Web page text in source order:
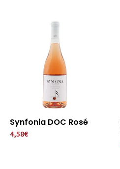
Synfonia DOC Rosé
4,58€